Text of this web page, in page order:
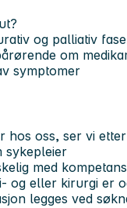
og palliativ
om
symptomer
hos oss, ser vi
sykepleier
med
og eller kirurgi er
legges ved